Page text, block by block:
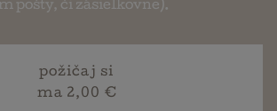
pošty, či zásielkovne).
požičaj si
ma 2,00 €